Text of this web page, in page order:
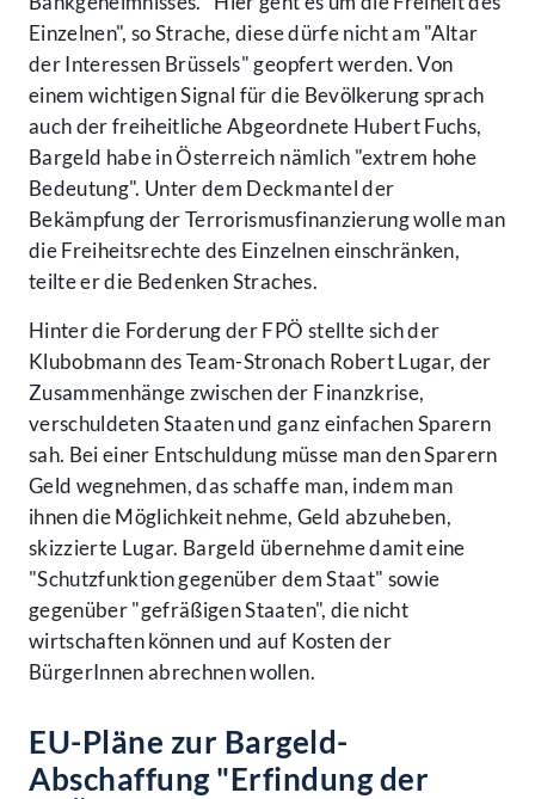
Einzelnen", so Strache, diese dürfe nicht am "Altar
der Interessen Brüssels" geopfert werden. Von
einem wichtigen Signal für die Bevölkerung sprach
auch der freiheitliche Abgeordnete Hubert Fuchs,
Bargeld habe in Österreich nämlich "extrem hohe
Bedeutung". Unter dem Deckmantel der
Bekämpfung der Terrorismusfinanzierung wolle man
die Freiheitsrechte des Einzelnen einschränken,
teilte er die Bedenken Straches.
Hinter die Forderung der FPÖ stellte sich der
Klubobmann des Team-Stronach Robert Lugar, der
Zusammenhänge zwischen der Finanzkrise,
verschuldeten Staaten und ganz einfachen Sparern
sah. Bei einer Entschuldung müsse man den Sparern
Geld wegnehmen, das schaffe man, indem man
ihnen die Möglichkeit nehme, Geld abzuheben,
skizzierte Lugar. Bargeld übernehme damit eine
"Schutzfunktion gegenüber dem Staat" sowie
gegenüber "gefräßigen Staaten", die nicht
wirtschaften können und auf Kosten der
BürgerInnen abrechnen wollen.
EU-Pläne zur Bargeld-
Abschaffung "Erfindung der